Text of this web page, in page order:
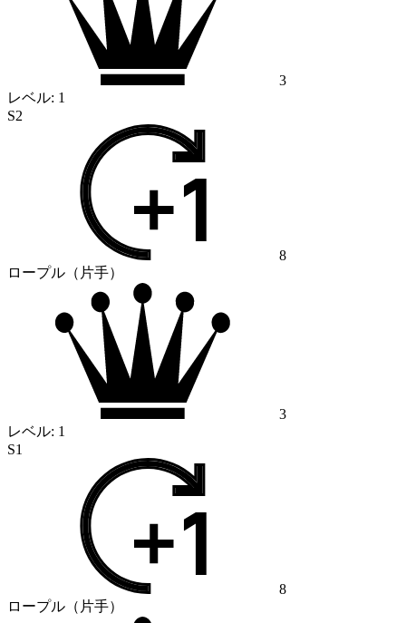
3
レベル: 1
S2
8
ロープル（片手）
3
レベル: 1
S1
8
ロープル（片手）